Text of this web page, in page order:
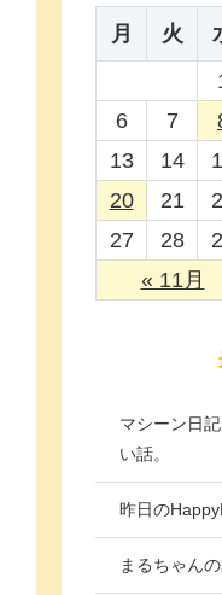
月
火
« 11月
6
7
13
14
20
21
27
28
マシーン日
い話。
昨日の
まるちゃん